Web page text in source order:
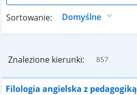
Sortowanie:
Znalezione kierunki: 857
Filologia angielska z pedagogiką